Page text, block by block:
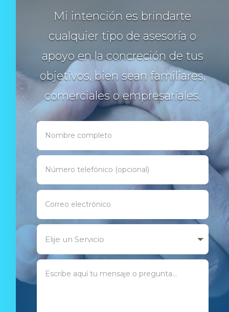
Mi intención es brindarte
cualquier tipo de asesoría o
apoyo en la concreción de tus
objetivos, bien sean familiares,
comerciales o empresariales.